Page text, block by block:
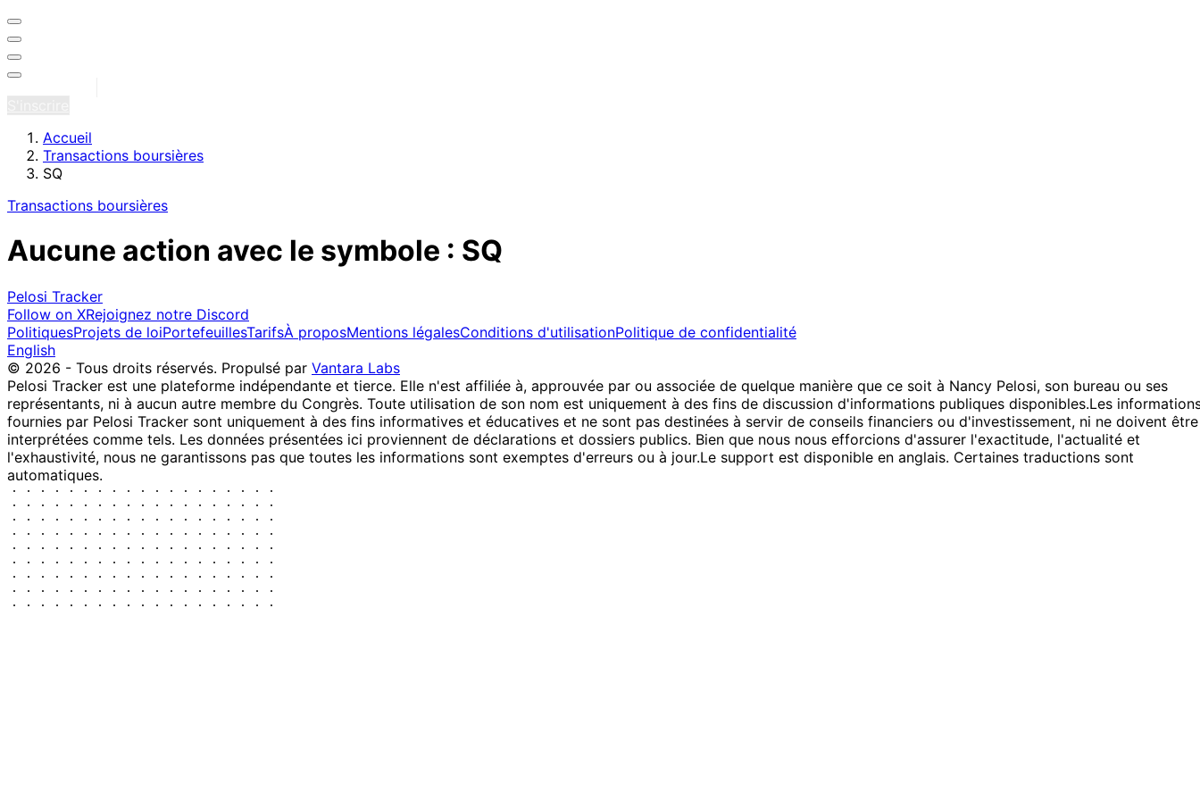
Accueil
Transactions boursières
SQ
Transactions boursières
Aucune action avec le symbole : SQ
Pelosi Tracker
Follow on XRejoignez notre Discord
PolitiquesProjets de loiPortefeuillesTarifsÀ proposMentions légalesConditions d'utilisationPolitique de confidentialité
English
© 2026 - Tous droits réservés. Propulsé par Vantara Labs
Pelosi Tracker est une plateforme indépendante et tierce. Elle n'est affiliée à, approuvée par ou associée de quelque manière que ce soit à Nancy Pelosi, son bureau ou ses
représentants, ni à aucun autre membre du Congrès. Toute utilisation de son nom est uniquement à des fins de discussion d'informations publiques disponibles.Les
fournies par Pelosi Tracker sont uniquement à des fins informatives et éducatives et ne sont pas destinées à servir de conseils financiers ou d'investissement, ni ne doivent être
interprétées comme tels. Les données présentées ici proviennent de déclarations et dossiers publics. Bien que nous nous efforcions d'assurer l'exactitude, l'actualité et
l'exhaustivité, nous ne garantissons pas que toutes les informations sont exemptes d'erreurs ou à jour.Le support est disponible en anglais. Certaines traductions sont
automatiques.